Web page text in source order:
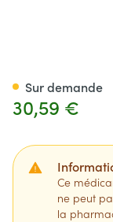
30,59 €
Ce
ne peut
la
Sur demande